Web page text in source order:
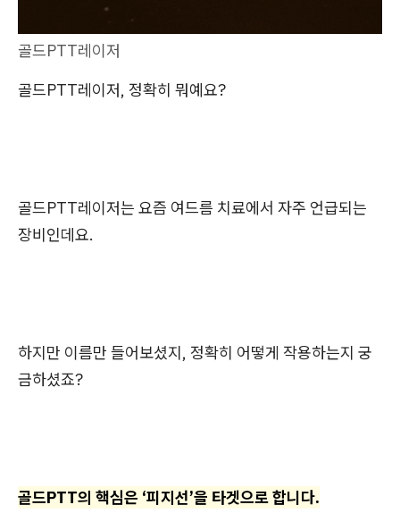
골드PTT레이저
골드PTT레이저, 정확히 뭐예요?
골드PTT레이저는 요즘 여드름 치료에서 자주 언급되는
장비인데요.
하지만 이름만 들어보셨지, 정확히 어떻게 작용하는지 궁
금하셨죠?
골드PTT의 핵심은 ‘피지선’을 타겟으로 합니다.